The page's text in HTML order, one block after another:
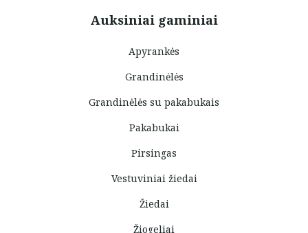
Auksiniai gaminiai
Apyrankės
Grandinėlės
Grandinėlės su pakabukais
Pakabukai
Pirsingas
Vestuviniai žiedai
Žiedai
Žiogeliai